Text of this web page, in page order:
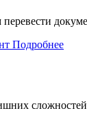
Подробнее